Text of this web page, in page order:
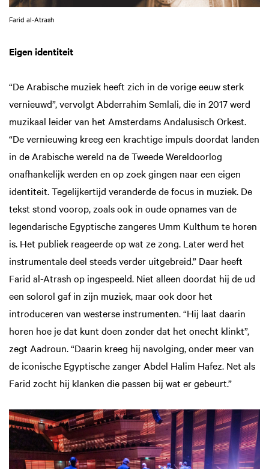
Farid al-Atrash
Eigen identiteit
“De Arabische muziek heeft zich in de vorige eeuw sterk
vernieuwd”, vervolgt Abderrahim Semlali, die in 2017 werd
muzikaal leider van het Amsterdams Andalusisch Orkest.
“De vernieuwing kreeg een krachtige impuls doordat landen
in de Arabische wereld na de Tweede Wereldoorlog
onafhankelijk werden en op zoek gingen naar een eigen
identiteit. Tegelijkertijd veranderde de focus in muziek. De
tekst stond voorop, zoals ook in oude opnames van de
legendarische Egyptische zangeres Umm Kulthum te horen
is. Het publiek reageerde op wat ze zong. Later werd het
instrumentale deel steeds verder uitgebreid.” Daar heeft
Farid al-Atrash op ingespeeld. Niet alleen doordat hij de ud
een solorol gaf in zijn muziek, maar ook door het
introduceren van westerse instrumenten. “Hij laat daarin
horen hoe je dat kunt doen zonder dat het onecht klinkt”,
zegt Aadroun. “Daarin kreeg hij navolging, onder meer van
de iconische Egyptische zanger Abdel Halim Hafez. Net als
Farid zocht hij klanken die passen bij wat er gebeurt.”